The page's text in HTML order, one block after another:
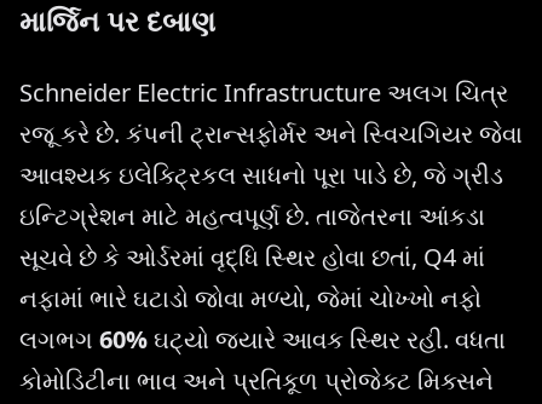
માર્જિન પર દબાણ
Schneider Electric Infrastructure અલગ ચિત્ર
રજૂ કરે છે. કંપની ટ્રાન્સફોર્મર અને સ્વિચગિયર જેવા
આવશ્યક ઇલેક્ટ્રિકલ સાધનો પૂરા પાડે છે, જે ગ્રીડ
ઇન્ટિગ્રેશન માટે મહત્વપૂર્ણ છે. તાજેતરના આંકડા
સૂચવે છે કે ઓર્ડરમાં વૃદ્ધિ સ્થિર હોવા છતાં, Q4 માં
નફામાં ભારે ઘટાડો જોવા મળ્યો, જેમાં ચોખ્ખો નફો
લગભગ 60%ઘટ્યો જ્યારે આવક સ્થિર રહી. વધતા
કોમોડિટીના ભાવ અને પ્રતિકૂળ પ્રોજેક્ટ મિક્સને